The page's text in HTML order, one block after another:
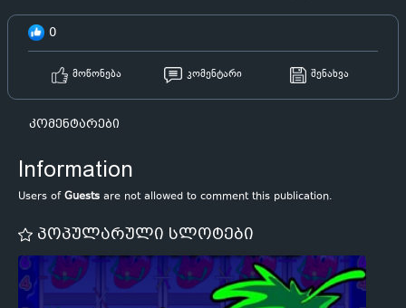
0
მოწონება კომენტარი შენახვა
კომენტარები
Information
Users ofGuests are not allowed to comment this publication.
პოპულარული სლოტები